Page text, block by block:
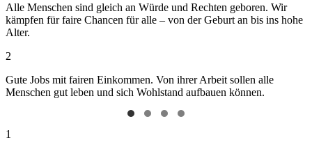
Alle Menschen sind gleich an Würde und Rechten geboren. Wir
kämpfen für faire Chancen für alle – von der Geburt an bis ins hohe
Alter.
2
Gute Jobs mit fairen Einkommen. Von ihrer Arbeit sollen alle
Menschen gut leben und sich Wohlstand aufbauen können.
1